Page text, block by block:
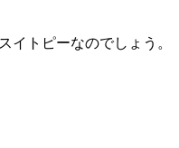
イトピーなのでしょう。